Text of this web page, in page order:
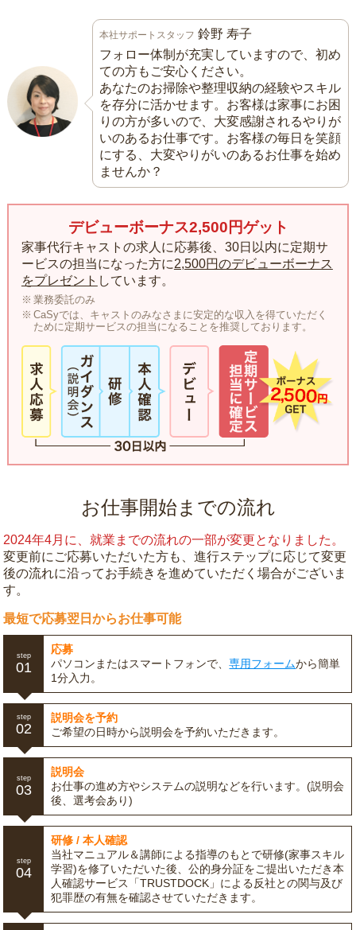
本社サポートスタッフ 鈴野 寿子
フォロー体制が充実していますので、初め
ての方もご安心ください。
あなたのお掃除や整理収納の経験やスキル
を存分に活かせます。お客様は家事にお困
りの方が多いので、大変感謝されるやりが
いのあるお仕事です。お客様の毎日を笑顔
にする、大変やりがいのあるお仕事を始め
ませんか？
デビューボーナス2,500円ゲット
家事代行キャストの求人に応募後、30日以内に定期サ
ービスの担当になった方に2,500円のデビューボーナス
をプレゼント しています。
業務委託のみ
CaSyでは、キャストのみなさまに安定的な収入を得ていただく
ために定期サービスの担当になることを推奨しております。
お仕事開始までの流れ
2024年4月に、就業までの流れの一部が変更となりました。
変更前にご応募いただいた方も、進行ステップに応じて変更
後の流れに沿ってお手続きを進めていただく場合がございま
す。
最短で応募翌日からお仕事可能
step
01
応募
パソコンまたはスマートフォンで、専用フォームから簡単
1分入力。
step
02
説明会を予約
ご希望の日時から説明会を予約いただきます。
step
03
説明会
お仕事の進め方やシステムの説明などを行います。(説明会
後、選考会あり)
step
04
研修 / 本人確認
当社マニュアル＆講師による指導のもとで研修(家事スキル
学習)を修了いただいた後、公的身分証をご提出いただき本
人確認サービス「TRUSTDOCK」による反社との関与及び
犯罪歴の有無を確認させていただきます。